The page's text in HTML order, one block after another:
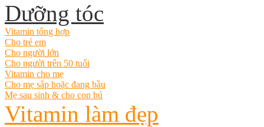
Dưỡng tóc
Vitamin tổng hợp
Cho trẻ em
Cho người lớn
Cho người trên 50 tuổi
Vitamin cho mẹ
Cho mẹ sắp hoặc đang bầu
Mẹ sau sinh & cho con bú
Vitamin làm đẹp